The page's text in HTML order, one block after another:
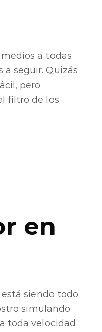
a todas
seguir. Quizás
pero
filtro de los
en
siendo todo
simulando
toda velocidad